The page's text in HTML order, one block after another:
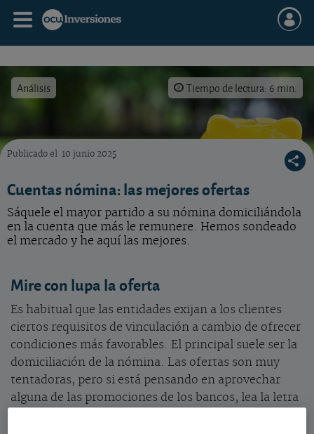
Análisis Tiempo de lectura: 6 min.
La nómina es algo muy preciado por las entidades, pues permite crear un vínculo con
Publicado el 10 junio 2025
Cuentas nómina: las mejores ofertas
Sáquele el mayor partido a su nómina domiciliándola
en la cuenta que más le remunere. Hemos sondeado
el mercado y he aquí las mejores.
Mire con lupa la oferta
Es habitual que las entidades exijan a los clientes
ciertos requisitos de vinculación a cambio de ofrecer
condiciones más favorables. El principal suele ser la
domiciliación de la nómina. Las ofertas son muy
tentadoras, pero si está pensando en aprovechar
alguna de las promociones de los bancos, lea la letra